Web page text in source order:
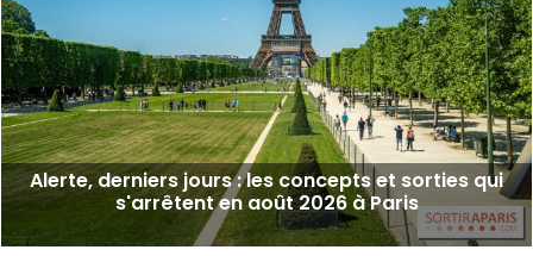
Alerte, derniers jours : les concepts et sorties qui
s'arrêtent en août 2026 à Paris